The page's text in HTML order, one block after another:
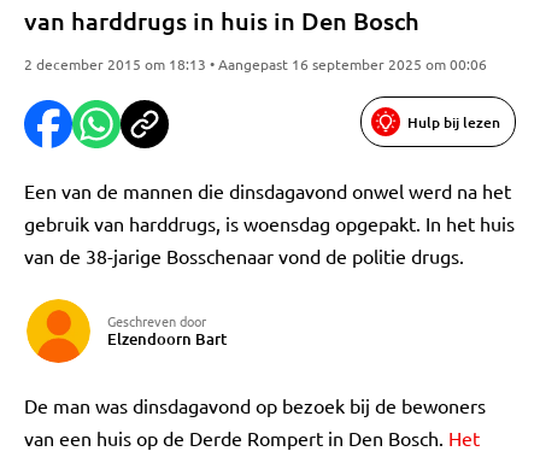
van harddrugs in huis in Den Bosch
2 december 2015 om 18:13 • Aangepast 16 september 2025 om 00:06
Hulp bij lezen
Een van de mannen die dinsdagavond onwel werd na het
gebruik van harddrugs, is woensdag opgepakt. In het huis
van de 38-jarige Bosschenaar vond de politie drugs.
Geschreven door
Elzendoorn Bart
De man was dinsdagavond op bezoek bij de bewoners
van een huis op de Derde Rompert in Den Bosch. Het